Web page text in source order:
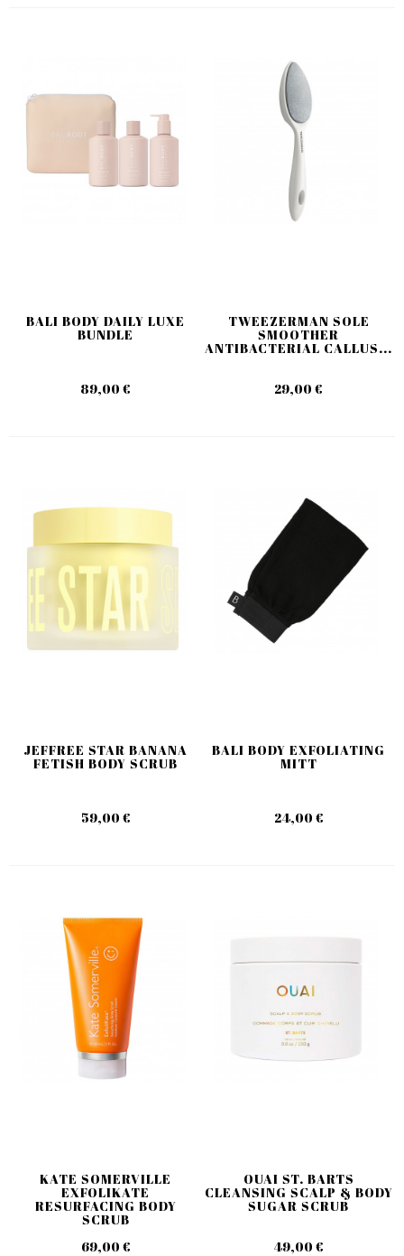
BALI BODY DAILY LUXE
BUNDLE
89,00 €
TWEEZERMAN SOLE
SMOOTHER
ANTIBACTERIAL CALLUS...
29,00 €
JEFFREE STAR BANANA
FETISH BODY SCRUB
59,00 €
BALI BODY EXFOLIATING
MITT
24,00 €
KATE SOMERVILLE
EXFOLIKATE
RESURFACING BODY
SCRUB
69,00 €
OUAI ST. BARTS
CLEANSING SCALP & BODY
SUGAR SCRUB
49,00 €